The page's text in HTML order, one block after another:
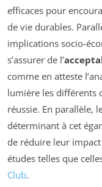
efficaces pour
de vie durables.
implications socio-
s’assurer de l’
comme en atteste
lumière les différents
réussie. En parallèle,
déterminant à cet
de réduire leur
études telles que
Club.